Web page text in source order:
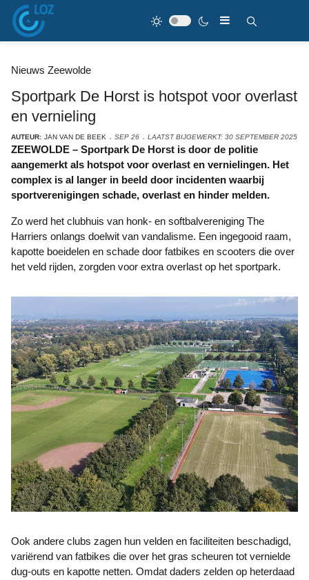
Nieuws Zeewolde
Sportpark De Horst is hotspot voor overlast
en vernieling
AUTEUR: JAN VAN DE BEEK SEP 26 LAATST BIJGEWERKT: 30 SEPTEMBER 2025
ZEEWOLDE – Sportpark De Horst is door de politie
aangemerkt als hotspot voor overlast en vernielingen. Het
complex is al langer in beeld door incidenten waarbij
sportverenigingen schade, overlast en hinder melden.
Zo werd het clubhuis van honk- en softbalvereniging The
Harriers onlangs doelwit van vandalisme. Een ingegooid raam,
kapotte boeidelen en schade door fatbikes en scooters die over
het veld rijden, zorgden voor extra overlast op het sportpark.
Ook andere clubs zagen hun velden en faciliteiten beschadigd,
variërend van fatbikes die over het gras scheuren tot vernielde
dug-outs en kapotte netten. Omdat daders zelden op heterdaad